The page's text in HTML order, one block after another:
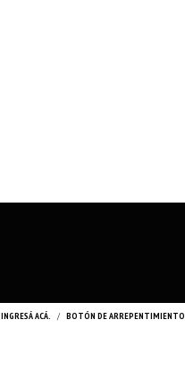
INGRESÁ ACÁ. / BOTÓN DE ARREPENTIMIENTO